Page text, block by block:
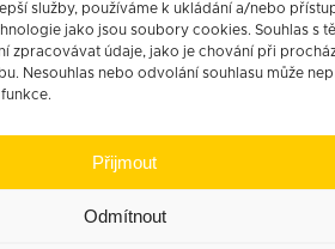
služby, používáme k ukládání a/nebo
jako jsou soubory cookies. Souhlas s
zpracovávat údaje, jako je chování při
Nesouhlas nebo odvolání souhlasu může
Přijmout
Odmítnout